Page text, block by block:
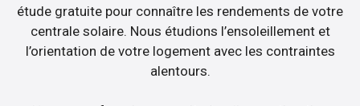
étude gratuite pour connaître les rendements de votre
centrale solaire. Nous étudions l’ensoleillement et
l’orientation de votre logement avec les contraintes
alentours.